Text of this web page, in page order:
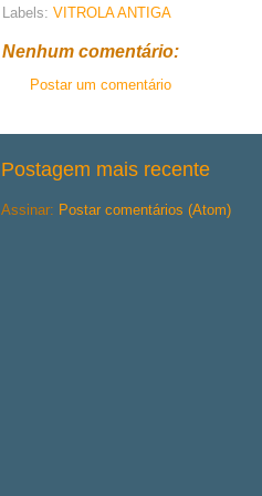
Labels: VITROLA ANTIGA
Nenhum comentário:
Postar um comentário
Postagem mais recente
Assinar: Postar comentários (Atom)